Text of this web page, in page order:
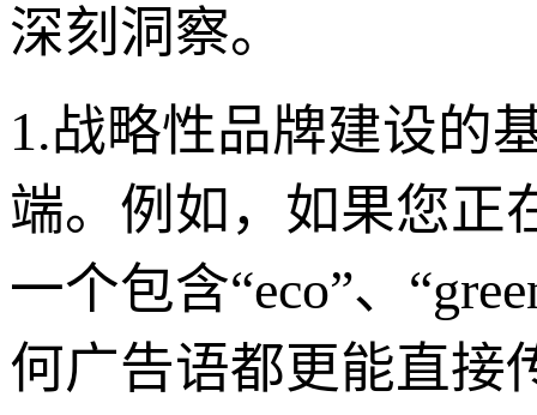
深刻洞察。
1.战略性品牌建设的
端。例如，如果您正
一个包含“eco”、
何广告语都更能直接